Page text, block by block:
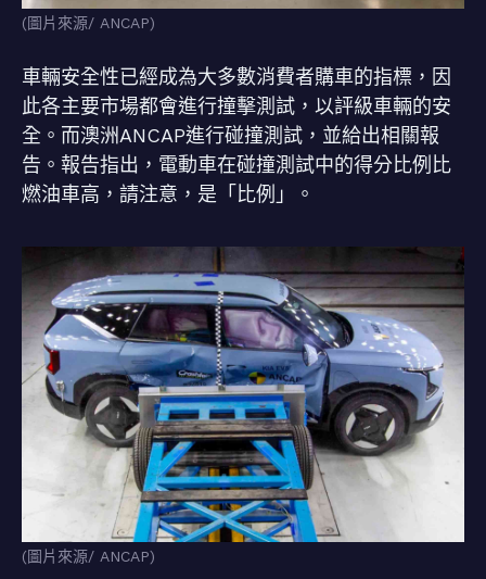
(圖片來源/ ANCAP)
車輛安全性已經成為大多數消費者購車的指標，因
此各主要市場都會進行撞擊測試，以評級車輛的安
全。而澳洲ANCAP進行碰撞測試，並給出相關報
告。報告指出，電動車在碰撞測試中的得分比例比
燃油車高，請注意，是「比例」。
(圖片來源/ ANCAP)